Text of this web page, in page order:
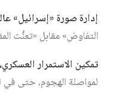
إدارة صورة «إسرائيل»
التفاوض» مقابل «تعنُّت
تمكين الاستمرار العسكري،
لمواصلة الهجوم، حتى